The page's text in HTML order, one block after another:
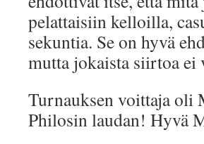
pelattaisiin kelloilla,
sekuntia. Se on hyvä
mutta jokaista siirtoa ei
Turnauksen voittaja
Philosin laudan! Hyvä